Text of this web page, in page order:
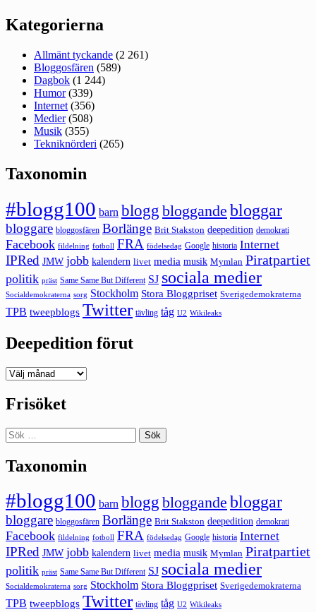
Kategorierna
Allmänt tyckande (2 261)
Bloggosfären (589)
Dagbok (1 244)
Humor(339)
Internet (356)
Medier(508)
Musik (355)
Tekniknörderi (265)
Taxonomin
#blogg100 barn blogg bloggande bloggar
bloggare bloggosfären Borlänge Brit Stakston deepedition demokrati
Facebook fildelning fotboll FRA födelsedag Google historia Internet
IPRed JMW jobb kalendern livet media musik Mymlan Piratpartiet
politik präst Same Same But Different SJ sociala medier
Socialdemokraterna sorg Stockholm Stora Bloggpriset Sverigedemokraterna
TPB tweepblogs Twitter tävling tåg U2 Wikileaks
Deepedition förut
Deepedition
Frisöket
Sök
efter:
Taxonomin
#blogg100 barn blogg bloggande bloggar
bloggare bloggosfären Borlänge Brit Stakston deepedition demokrati
Facebook fildelning fotboll FRA födelsedag Google historia Internet
IPRed JMW jobb kalendern livet media musik Mymlan Piratpartiet
politik präst Same Same But Different SJ sociala medier
Socialdemokraterna sorg Stockholm Stora Bloggpriset Sverigedemokraterna
TPB tweepblogs Twitter tävling tåg U2 Wikileaks